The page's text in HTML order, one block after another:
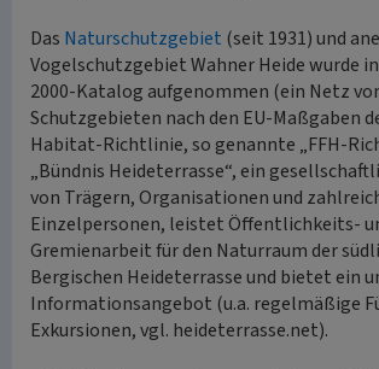
Das Naturschutzgebiet (seit 1931) und
Vogelschutzgebiet Wahner Heide wurde
2000-Katalog aufgenommen (ein Netz
Schutzgebieten nach den EU-Maßgaben
Habitat-Richtlinie, so genannte „FFH-
„Bündnis Heideterrasse“, ein
von Trägern, Organisationen und
Einzelpersonen, leistet Öffentlichkeits-
Gremienarbeit für den Naturraum der
Bergischen Heideterrasse und bietet ein
Informationsangebot (u.a. regelmäßige
Exkursionen, vgl. heideterrasse.net).